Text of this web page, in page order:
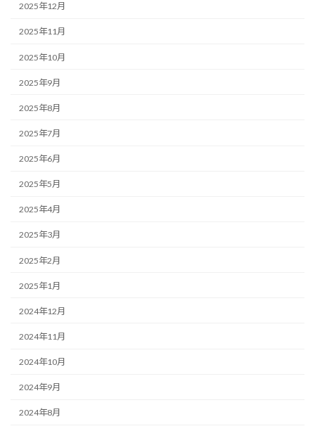
2025年12月
2025年11月
2025年10月
2025年9月
2025年8月
2025年7月
2025年6月
2025年5月
2025年4月
2025年3月
2025年2月
2025年1月
2024年12月
2024年11月
2024年10月
2024年9月
2024年8月